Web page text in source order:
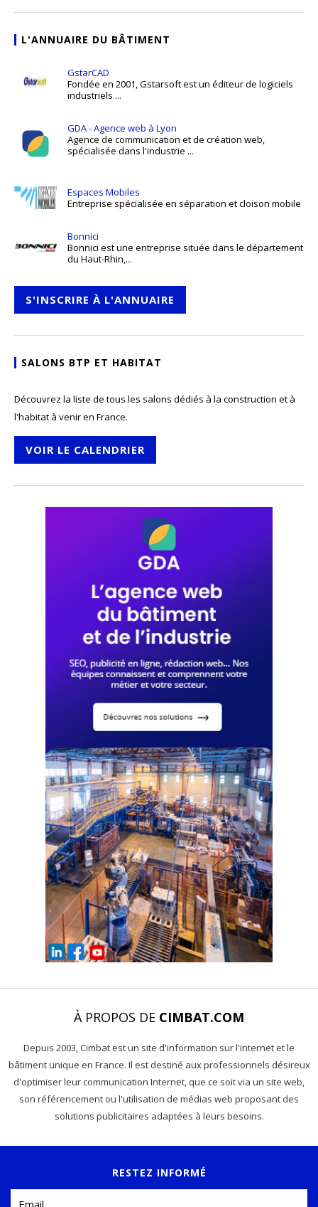
L'ANNUAIRE DU BÂTIMENT
GstarCAD
Fondée en 2001, Gstarsoft est un éditeur de logiciels
industriels ...
GDA - Agence web à Lyon
Agence de communication et de création web,
spécialisée dans l'industrie ...
Espaces Mobiles
Entreprise spécialisée en séparation et cloison mobile
Bonnici
Bonnici est une entreprise située dans le département
du Haut-Rhin,...
S'INSCRIRE À L'ANNUAIRE
SALONS BTP ET HABITAT
Découvrez la liste de tous les salons dédiés à la construction et à
l'habitat à venir en France.
VOIR LE CALENDRIER
À PROPOS DE CIMBAT.COM
Depuis 2003, Cimbat est un site d'information sur l'internet et le
bâtiment unique en France. Il est destiné aux professionnels désireux
d'optimiser leur communication Internet, que ce soit via un site web,
son référencement ou l'utilisation de médias web proposant des
solutions publicitaires adaptées à leurs besoins.
RESTEZ INFORMÉ